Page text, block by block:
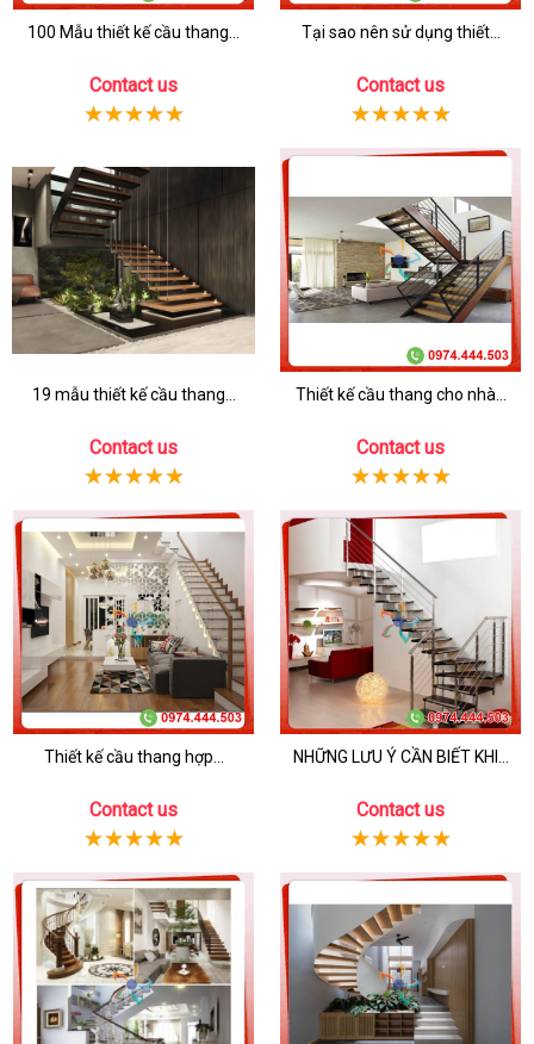
100 Mẫu thiết kế cầu thang...
Contact us
Tại sao nên sử dụng thiết...
Contact us
19 mẫu thiết kế cầu thang...
Contact us
Thiết kế cầu thang cho nhà...
Contact us
Thiết kế cầu thang hợp...
Contact us
NHỮNG LƯU Ý CẦN BIẾT KHI...
Contact us